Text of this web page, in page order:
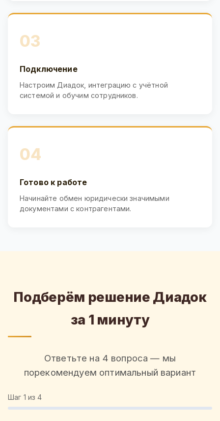
03
Подключение
Настроим Диадок, интеграцию с учётной
системой и обучим сотрудников.
04
Готово к работе
Начинайте обмен юридически значимыми
документами с контрагентами.
Подберём решение Диадок
за 1 минуту
Ответьте на 4 вопроса — мы
порекомендуем оптимальный вариант
Шаг 1 из 4